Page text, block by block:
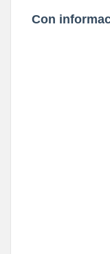
Con